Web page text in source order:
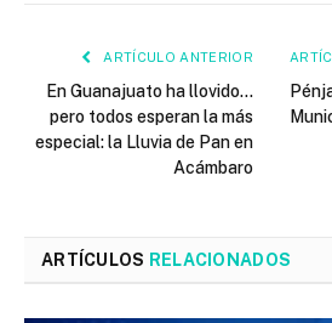
ARTÍCULO ANTERIOR
En Guanajuato ha llovido…
pero todos esperan la más
especial: la Lluvia de Pan en
Acámbaro
ARTÍCULOS RELACIONADOS